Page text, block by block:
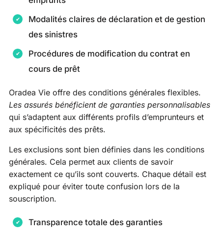
Modalités claires de déclaration et de gestion
des sinistres
Procédures de modification du contrat en
cours de prêt
Oradea Vie offre des conditions générales flexibles.
Les assurés bénéficient de garanties personnalisables
qui s’adaptent aux différents profils d’emprunteurs et
aux spécificités des prêts.
Les exclusions sont bien définies dans les conditions
générales. Cela permet aux clients de savoir
exactement ce qu’ils sont couverts. Chaque détail est
expliqué pour éviter toute confusion lors de la
souscription.
Transparence totale des garanties